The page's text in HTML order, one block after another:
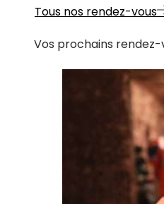
Tous nos rendez-vous
Vos prochains rendez-